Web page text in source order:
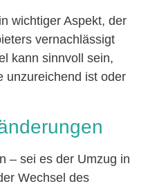
wichtiger Aspekt, der
vernachlässigt
kann sinnvoll sein,
unzureichend ist oder
– sei es der Umzug in
Wechsel des